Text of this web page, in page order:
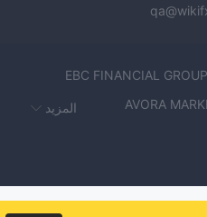
EBC FINANCIAL GROUP
AVORA
EliteFxPro
FORECORE-FX
المزيد